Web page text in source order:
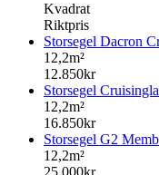
Kvadrat
Riktpris
Storsegel Dacron
12,2m²
12.850kr
Storsegel
12,2m²
16.850kr
Storsegel G2
12,2m²